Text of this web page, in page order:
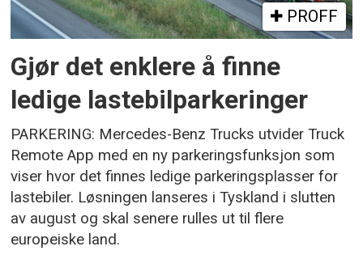
PROFF
Gjør det enklere å finne
ledige lastebilparkeringer
PARKERING: Mercedes-Benz Trucks utvider Truck
Remote App med en ny parkeringsfunksjon som
viser hvor det finnes ledige parkeringsplasser for
lastebiler. Løsningen lanseres i Tyskland i slutten
av august og skal senere rulles ut til flere
europeiske land.